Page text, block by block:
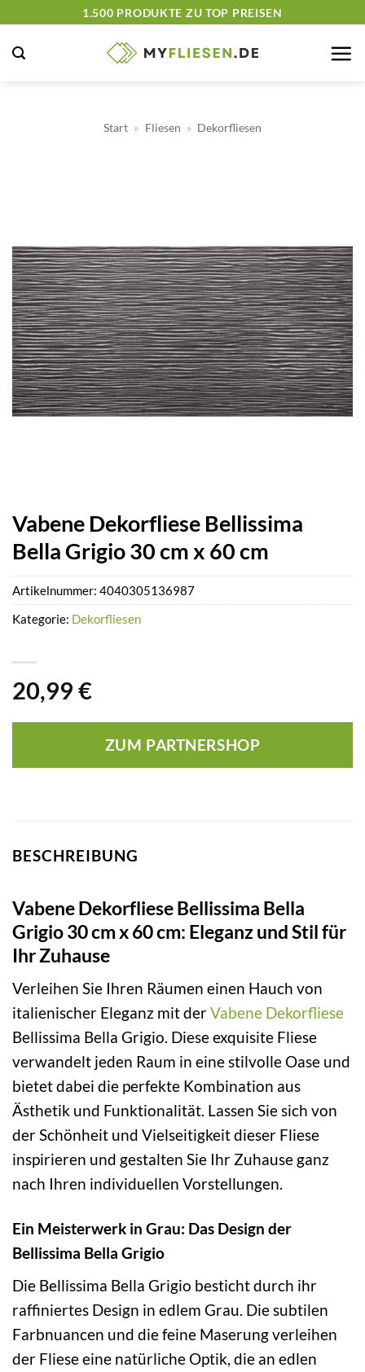
springen
1.500 PRODUKTE ZU TOP PREISEN
Start » Fliesen » Dekorfliesen
Vabene Dekorfliese Bellissima
Bella Grigio 30 cm x 60 cm
20,99 €
ZUM PARTNERSHOP
Artikelnummer: 4040305136987
Kategorie: Dekorfliesen
BESCHREIBUNG
Vabene Dekorfliese Bellissima Bella
Grigio 30 cm x 60 cm: Eleganz und Stil für
Ihr Zuhause
Verleihen Sie Ihren Räumen einen Hauch von
italienischer Eleganz mit derVabene Dekorfliese
Bellissima Bella Grigio. Diese exquisite Fliese
verwandelt jeden Raum in eine stilvolle Oase und
bietet dabei die perfekte Kombination aus
Ästhetik und Funktionalität. Lassen Sie sich von
der Schönheit und Vielseitigkeit dieser Fliese
inspirieren und gestalten Sie Ihr Zuhause ganz
nach Ihren individuellen Vorstellungen.
Ein Meisterwerk in Grau: Das Design der
Bellissima Bella Grigio
Die Bellissima Bella Grigio besticht durch ihr
raffiniertes Design in edlem Grau. Die subtilen
Farbnuancen und die feine Maserung verleihen
der Fliese eine natürliche Optik, die an edlen